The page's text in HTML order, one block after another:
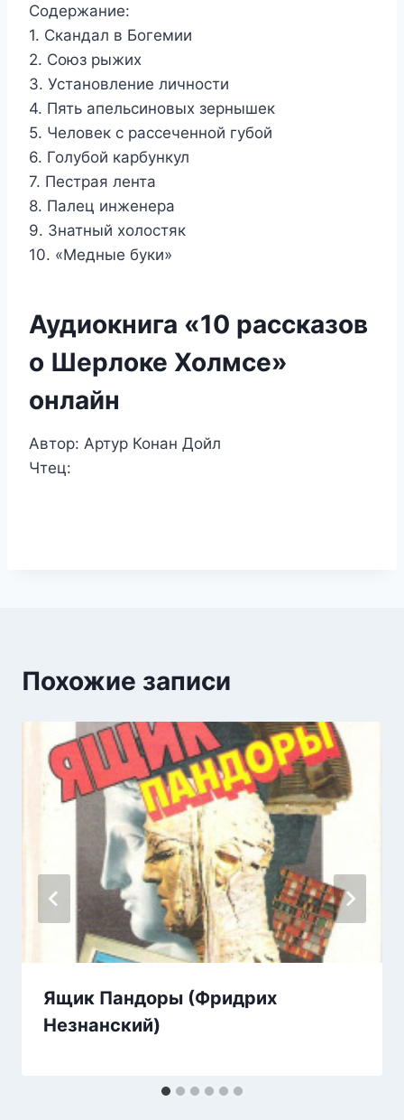
Содержание:
1. Скандал в Богемии
2. Союз рыжих
3. Установление личности
4. Пять апельсиновых зернышек
5. Человек с рассеченной губой
6. Голубой карбункул
7. Пестрая лента
8. Палец инженера
9. Знатный холостяк
10. «Медные буки»
Аудиокнига «10 рассказов
о Шерлоке Холмсе»
онлайн
Автор: Артур Конан Дойл
Чтец:
Похожие записи
Ящик Пандоры (Фридрих
Незнанский)